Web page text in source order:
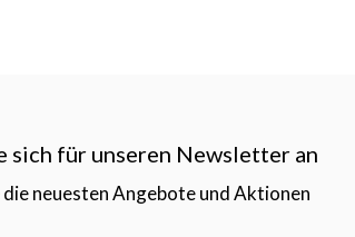
sich für unseren Newsletter an
die neuesten Angebote und Aktionen